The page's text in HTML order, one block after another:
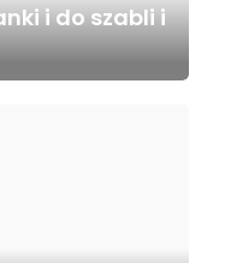
i do szabli i